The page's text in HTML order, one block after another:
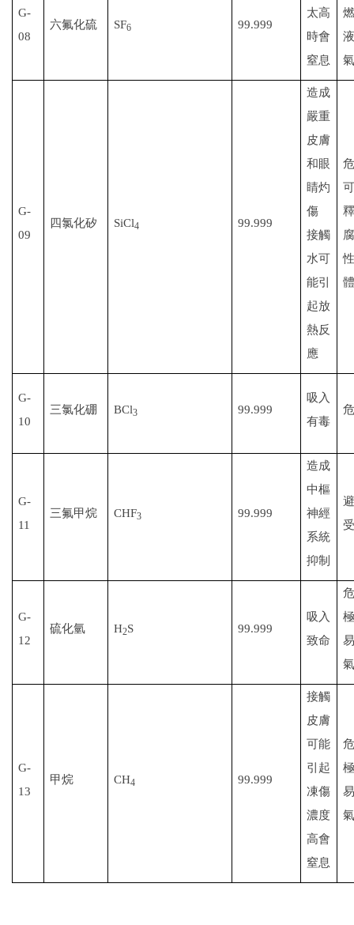
G-
08
六氟化硫 SF6 99.999
太高
時會
窒息
G-
09
四氯化矽 SiCl4 99.999
造成
嚴重
皮膚
和眼
睛灼
傷
接觸
水可
能引
起放
熱反
應
G-
10
三氯化硼 BCl3 99.999
吸入
有毒
G-
11
三氟甲烷 CHF3 99.999
造成
中樞
神經
系統
抑制
G-
12
硫化氫 H2S 99.999
吸入
致命
G-
13
甲烷 CH4 99.999
接觸
皮膚
可能
引起
凍傷
濃度
高會
窒息